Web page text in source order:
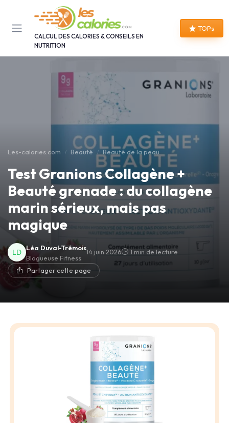
CALCUL DES CALORIES & CONSEILS EN
NUTRITION
TOPs
Les-calories.com Beauté Beauté de la peau
Test Granions Collagène +
Beauté grenade : du collagène
marin sérieux, mais pas
magique
Léa Duval-Trémois
Blogueuse Fitness
14 juin 2026 1 min de lecture
Partager cette page
Panneau de gestion des cookies